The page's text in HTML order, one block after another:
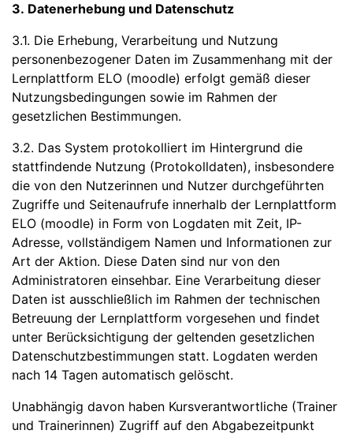
3. Datenerhebung und Datenschutz
3.1. Die Erhebung, Verarbeitung und Nutzung
personenbezogener Daten im Zusammenhang mit der
Lernplattform ELO (moodle) erfolgt gemäß dieser
Nutzungsbedingungen sowie im Rahmen der
gesetzlichen Bestimmungen.
3.2. Das System protokolliert im Hintergrund die
stattfindende Nutzung (Protokolldaten), insbesondere
die von den Nutzerinnen und Nutzer durchgeführten
Zugriffe und Seitenaufrufe innerhalb der Lernplattform
ELO (moodle) in Form von Logdaten mit Zeit, IP-
Adresse, vollständigem Namen und Informationen zur
Art der Aktion. Diese Daten sind nur von den
Administratoren einsehbar. Eine Verarbeitung dieser
Daten ist ausschließlich im Rahmen der technischen
Betreuung der Lernplattform vorgesehen und findet
unter Berücksichtigung der geltenden gesetzlichen
Datenschutzbestimmungen statt. Logdaten werden
nach 14 Tagen automatisch gelöscht.
Unabhängig davon haben Kursverantwortliche (Trainer
und Trainerinnen) Zugriff auf den Abgabezeitpunkt